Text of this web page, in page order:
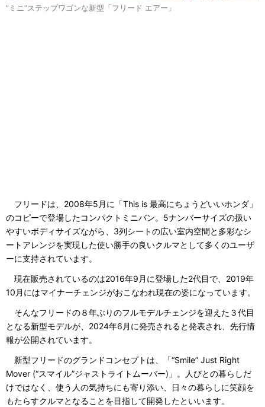
”ミニ”ステップワゴンな新型「フリード エアー」
フリードは、2008年5月に「This is 最高にちょうどいいホンダ」
のコピーで登場したコンパクトミニバン。5ナンバーサイズの扱い
やすいボディサイズながら、3列シートの広い室内空間と多彩なシ
ートアレンジを実現した使い勝手の良いクルマとして多くのユーザ
ーに支持されています。
現在販売されているのは2016年9月に登場した2代目で、2019年
10月にはマイナーチェンジがおこなわれ現在の姿になっています。
そんなフリードの８年ぶりのフルモデルチェンジを迎えた３代目
となる新型モデルが、2024年6月に発売されると発表され、先行情
報が公開されています。
新型フリードのグランドコンセプトは、「“Smile” Just Right
Mover (“スマイル”ジャストライトムーバー)」。人びとの暮らしだ
けではなく、使う人の気持ちにも寄り添い、日々の暮らしに笑顔を
もたらすクルマとなることを目指して開発したといいます。